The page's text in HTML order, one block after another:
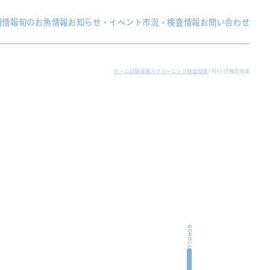
情報旬のお魚情報お知らせ・イベント市況・検査情報お問い合わせ
ホーム 試験操業スクリーニング検査結果7月15日検査結果
SCROLL